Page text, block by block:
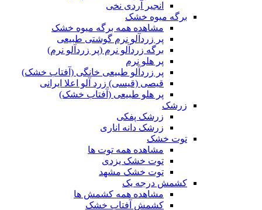
انجیر آردی نخی
برگه میوه خشک
مشاهده همه برگه میوه خشک
پر زردآلو نرم گوشتی طبیعی
برگه زردآلو نرم (پر زردآلو نرم)
پر هلو نرم
پر زردآلو طبیعی خانگی (آفتاب خشک)
قیصی (قیسی) زرد آلو اعلا ایرانی
پر هلو طبیعی (آفتاب خشک)
زرشک
زرشک پفکی
زرشک دانه اناری
توت خشک
مشاهده همه توت ها
توت خشک یزدی
توت خشک مشهد
کشمش درجه یک
مشاهده همه کشمش ها
کشمش آفتاب خشک